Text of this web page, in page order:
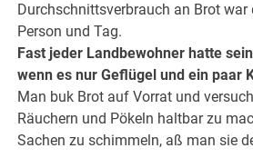
Durchschnittsverbrauch an Brot
Person und Tag.
Fast jeder Landbewohner hatte
wenn es nur Geflügel und ein paar
Man buk Brot auf Vorrat und
Räuchern und Pökeln haltbar zu
Sachen zu schimmeln, aß man sie